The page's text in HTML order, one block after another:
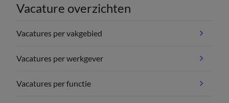
Vacature overzichten
Vacatures per vakgebied
Vacatures per werkgever
Vacatures per functie